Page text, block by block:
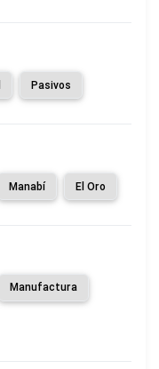
Pasivos
Manabí El Oro
Manufactura